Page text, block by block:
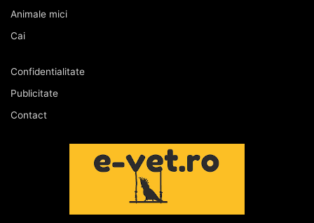
Animale mici
Cai
Confidentialitate
Publicitate
Contact